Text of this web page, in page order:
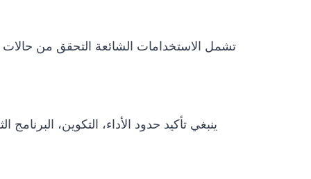
تشمل الاستخدامات الشائعة التحقق من حالات
ينبغي تأكيد حدود الأداء، التكوين،